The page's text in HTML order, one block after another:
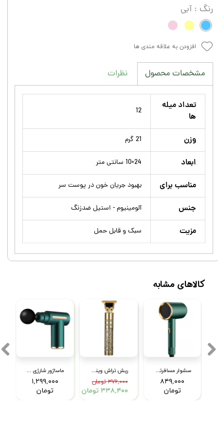
رنگ : آبی
افزودن به علاقه مندی ها
مشخصات محصول نظرات
تعداد میله
ها
12
وزن 21 گرم
ابعاد 24×10 سانتی متر
مناسب برای بهبود جریان خون در پوست سر
جنس آلومینیوم - استیل ضدزنگ
مزیت سبک و قابل حمل
ماساژور شارژی تفنگی مدل XL-720
۱,۲۹۹,۰۰۰
تومان
ریش تراش وینتیج مدل T9
۳۷۶,۰۰۰ تومان
۳۳۸,۴۰۰ تومان
سشوار مسافرتی روفائلک مدل 1RFX-013
۸۴۹,۰۰۰
تومان
کالاهای مشابه